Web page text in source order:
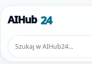
Przejdź do treści
AIHub 24
Szukaj